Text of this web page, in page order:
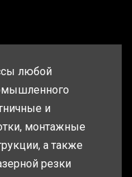
любой
и
монтажные
а также
резки